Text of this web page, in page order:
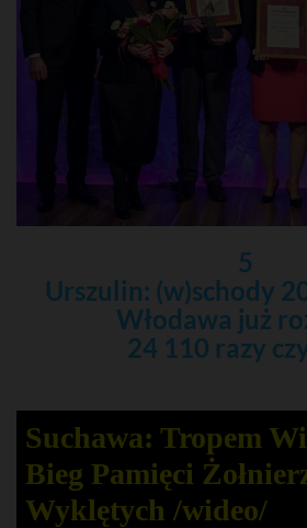
5
Urszulin: (w)schody
Włodawa już
24 110 razy
Suchawa: Tropem
Bieg Pamięci
Wyklętych /wideo/